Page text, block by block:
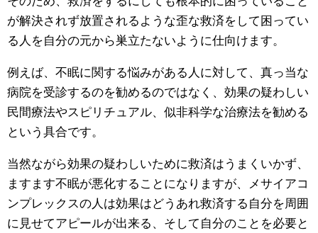
が解決されず放置されるような歪な救済をして困ってい
る人を自分の元から巣立たないように仕向けます。
例えば、不眠に関する悩みがある人に対して、真っ当な
病院を受診するのを勧めるのではなく、効果の疑わしい
民間療法やスピリチュアル、似非科学な治療法を勧める
という具合です。
当然ながら効果の疑わしいために救済はうまくいかず、
ますます不眠が悪化することになりますが、メサイアコ
ンプレックスの人は効果はどうあれ救済する自分を周囲
に見せてアピールが出来る、そして自分のことを必要と